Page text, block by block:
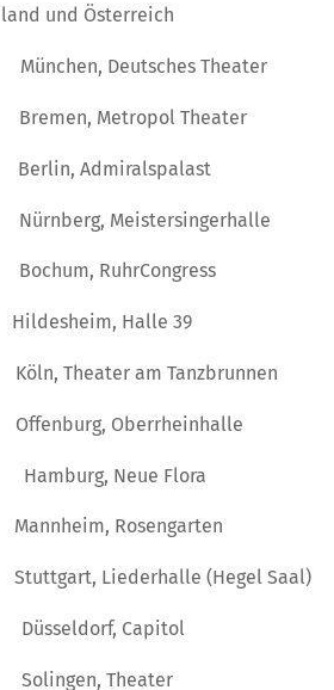
und Österreich
Deutsches Theater
Bremen, Metropol Theater
Berlin, Admiralspalast
Nürnberg, Meistersingerhalle
RuhrCongress
Halle 39
Theater am Tanzbrunnen
Oberrheinhalle
Neue Flora
Rosengarten
Liederhalle (Hegel Saal)
Düsseldorf, Capitol
Solingen, Theater